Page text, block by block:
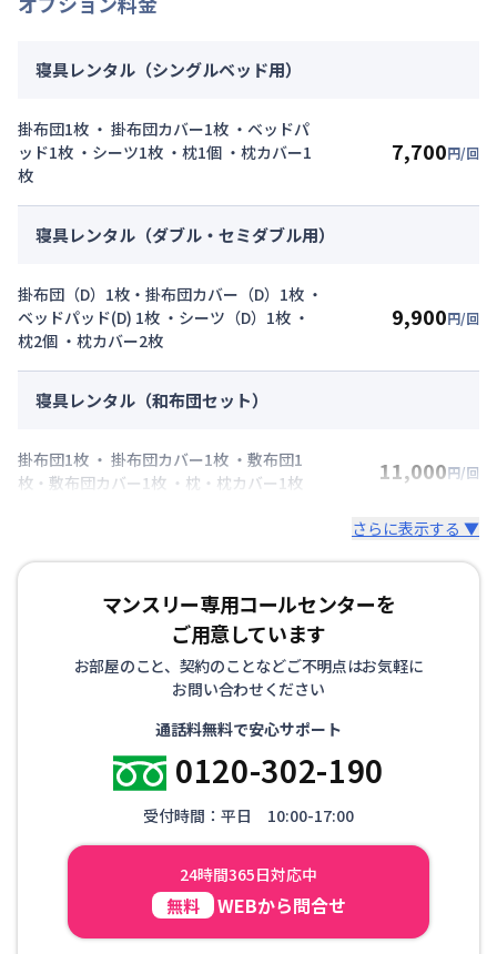
寝具レンタル（シングルベッド用）
掛布団1枚 ・ 掛布団カバー1枚 ・ベッドパ
ッド1枚 ・シーツ1枚 ・枕1個 ・枕カバー1
枚
7,700円/回
寝具レンタル（ダブル・セミダブル用）
掛布団（D）1枚・掛布団カバー（D）1枚 ・
ベッドパッド(D) 1枚 ・シーツ（D）1枚 ・
枕2個 ・枕カバー2枚
9,900円/回
寝具レンタル（和布団セット）
掛布団1枚 ・ 掛布団カバー1枚 ・敷布団1
枚・敷布団カバー1枚 ・枕・枕カバー1枚
11,000円/回
さらに表示する ▼
マンスリー専用コールセンターを
ご用意しています
お部屋のこと、契約のことなどご不明点はお気軽に
お問い合わせください
通話料無料で安心サポート
0120-302-190
受付時間：平日 10:00-17:00
24時間365日対応中
無料 WEBから問合せ